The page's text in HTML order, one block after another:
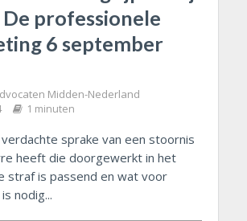
De professionele
6 september
Midden-Nederland
1 minuten
sprake van een stoornis
heeft die doorgewerkt in het
straf is passend en wat voor
nodig...